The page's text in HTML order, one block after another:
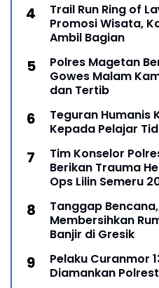
Trail Run Ring of
Promosi Wisata,
Ambil Bagian
Polres Magetan
Gowes Malam
dan Tertib
Teguran Humanis
Kepada Pelajar
Tim Konselor
Berikan Trauma
Ops Lilin Semeru
Tanggap
Membersihkan
Banjir di Gresik
Pelaku Curanmor
Diamankan